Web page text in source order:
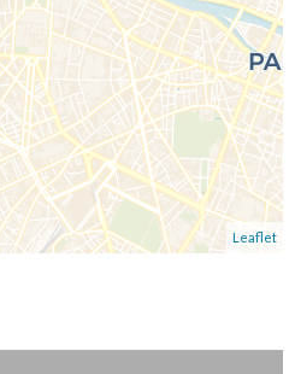
Leaflet